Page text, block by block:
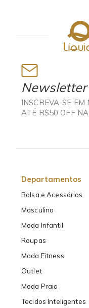
Newsletter
INSCREVA-SE
ATÉ R$50 OFF
Departamentos
Bolsa e Acessórios
Masculino
Moda Infantil
Roupas
Moda Fitness
Outlet
Moda Praia
Tecidos Inteligentes